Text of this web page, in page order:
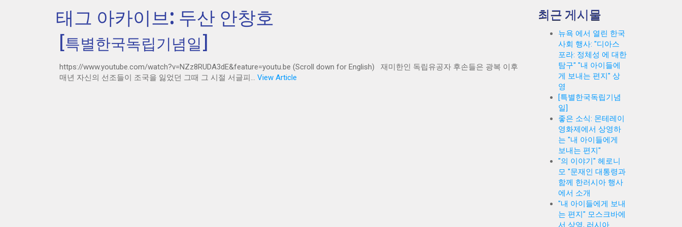
태그 아카이브: 두산 안창호
[특별한국독립기념일]
https://www.youtube.com/watch?v=NZz8RUDA3dE&feature=youtu.be (Scroll down for English) 재미한인 독립유공자 후손들은 광복 이후
매년 자신의 선조들이 조국을 잃었던 그때 그 시절 서글피... View Article
최근 게시물
뉴욕 에서 열린 한국
사회 행사: "디아스
포라: 정체성 에 대한
탐구" "내 아이들에
게 보내는 편지" 상
영
[특별한국독립기념
일]
좋은 소식: 몬테레이
영화제에서 상영하
는 "내 아이들에게
보내는 편지"
"의 이야기" 헤로니
모 "문재인 대통령과
함께 한러시아 행사
에서 소개
"내 아이들에게 보내
는 편지" 모스크바에
서 상영, 러시아